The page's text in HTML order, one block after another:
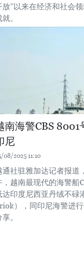
放”以来在经济和社会
。
南海警CBS 8001
尼
08/2025 11:10
通社驻雅加达记者报道
，越南最现代的海警船
达印度尼西亚丹绒不碌
），同印尼海警进
。